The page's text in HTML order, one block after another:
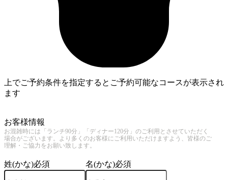
上でご予約条件を指定するとご予約可能なコースが表示され
ます
お客様情報
お混雑時には「ランチ90分」「ディナー120分」のご利用とさせていただく
場合がございます。より多くのお客様にご利用いただけますよう、皆様のご
理解・ご協力をお願い致します。
姓(かな)必須 名(かな)必須